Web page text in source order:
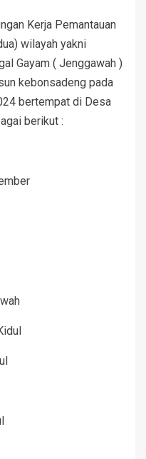
Kerja Pemantauan
wilayah yakni
Gayam ( Jenggawah )
kebonsadeng pada
bertempat di Desa
berikut :